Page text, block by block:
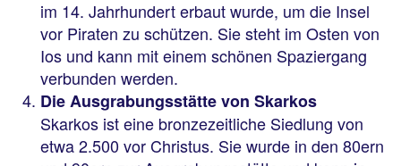
im 14. Jahrhundert erbaut wurde, um die Insel
vor Piraten zu schützen. Sie steht im Osten von
Ios und kann mit einem schönen Spaziergang
verbunden werden.
Die Ausgrabungsstätte von Skarkos
Skarkos ist eine bronzezeitliche Siedlung von
etwa 2.500 vor Christus. Sie wurde in den 80ern